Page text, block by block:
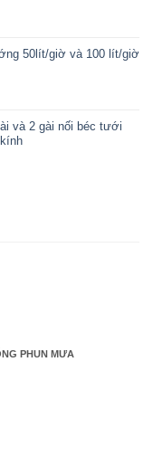
50lít/giờ và 100 lít/giờ
và 2 gài nối béc tưới
PHUN MƯA